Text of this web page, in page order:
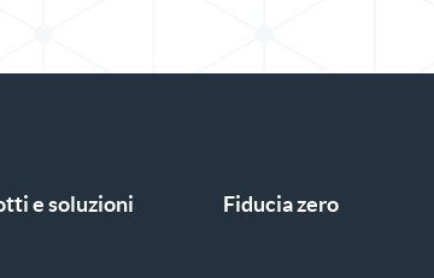
e soluzioni Fiducia zero